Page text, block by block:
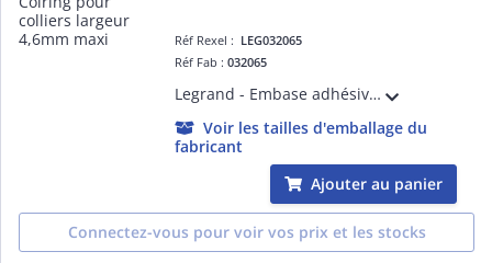
Réf Rexel : LEG032065
Réf Fab :032065
Legrand - Embase adhésive Colring - pour collier l 4,6 - incolore
Voir les tailles d'emballage du
fabricant
Ajouter au panier
Connectez-vous pour voir vos prix et les stocks